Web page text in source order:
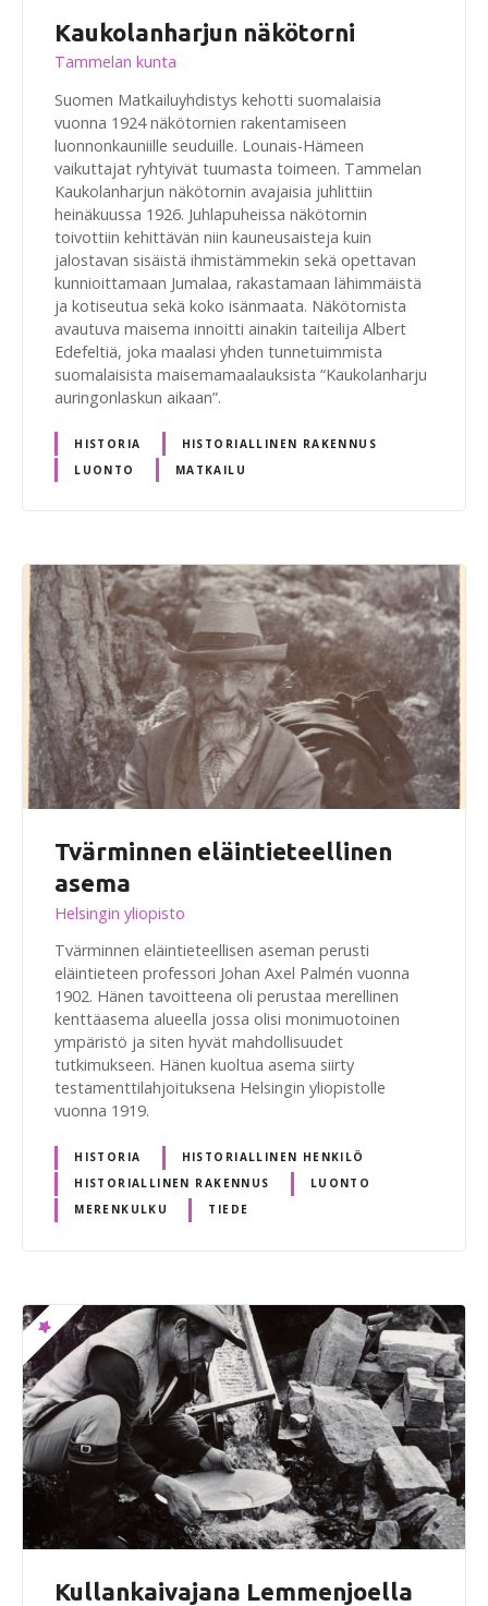
Kaukolanharjun näkötorni
Tammelan kunta
Suomen Matkailuyhdistys kehotti suomalaisia
vuonna 1924 näkötornien rakentamiseen
luonnonkauniille seuduille. Lounais-Hämeen
vaikuttajat ryhtyivät tuumasta toimeen. Tammelan
Kaukolanharjun näkötornin avajaisia juhlittiin
heinäkuussa 1926. Juhlapuheissa näkötornin
toivottiin kehittävän niin kauneusaisteja kuin
jalostavan sisäistä ihmistämmekin sekä opettavan
kunnioittamaan Jumalaa, rakastamaan lähimmäistä
ja kotiseutua sekä koko isänmaata. Näkötornista
avautuva maisema innoitti ainakin taiteilija Albert
Edefeltiä, joka maalasi yhden tunnetuimmista
suomalaisista maisemamaalauksista “Kaukolanharju
auringonlaskun aikaan”.
HISTORIA
HISTORIALLINEN RAKENNUS
LUONTO
MATKAILU
Tvärminnen eläintieteellinen
asema
Helsingin yliopisto
Tvärminnen eläintieteellisen aseman perusti
eläintieteen professori Johan Axel Palmén vuonna
1902. Hänen tavoitteena oli perustaa merellinen
kenttäasema alueella jossa olisi monimuotoinen
ympäristö ja siten hyvät mahdollisuudet
tutkimukseen. Hänen kuoltua asema siirty
testamenttilahjoituksena Helsingin yliopistolle
vuonna 1919.
HISTORIA
HISTORIALLINEN HENKILÖ
HISTORIALLINEN RAKENNUS
LUONTO
MERENKULKU
TIEDE
Kullankaivajana Lemmenjoella